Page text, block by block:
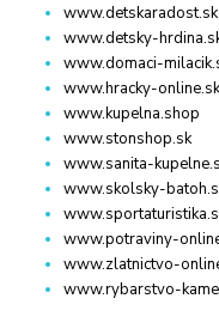
www.detskaradost.sk
www.detsky-
www.domaci-
www.hracky-
www.kupelna.shop
www.stonshop.sk
www.sanita-
www.skolsky-
www.potraviny-
www.zlatnictvo-
www.rybarstvo-